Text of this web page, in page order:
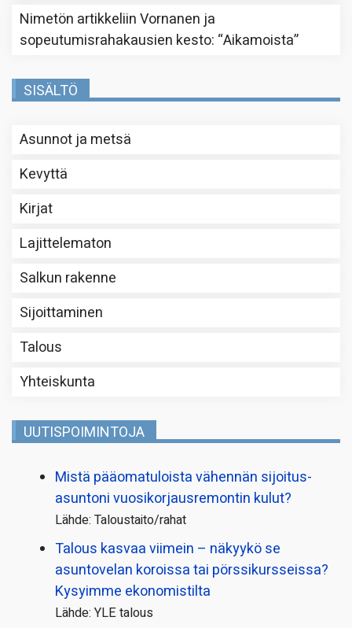
Nimetön artikkeliinVornanen ja
sopeutumisrahakausien kesto: “Aikamoista”
SISÄLTÖ
Asunnot ja metsä
Kevyttä
Kirjat
Lajittelematon
Salkun rakenne
Sijoittaminen
Talous
Yhteiskunta
UUTISPOIMINTOJA
Mistä pääoma­tuloista vähennän sijoitus­
asuntoni vuosikorjaus­remontin kulut?
Lähde: Taloustaito/rahat
Talous kasvaa viimein – näkyykö se
asuntovelan koroissa tai pörssi­kursseissa?
Kysyimme ekonomistilta
Lähde: YLE talous